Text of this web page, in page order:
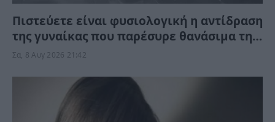
Πιστεύετε είναι φυσιολογική η αντίδραση
της γυναίκας που παρέσυρε θανάσιμα τη
34χρονη νύφη; «Θέλω τον πατέρα μου…»
Σα, 8 Αυγ 2026 21:42